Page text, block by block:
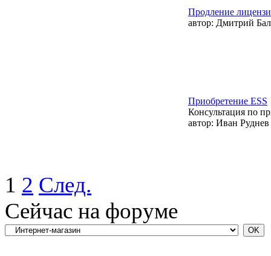
Продление
автор: Дмитрий
Приобретение ESS
Консультация по
автор: Иван Руднев
1 2 След.
Сейчас на форуме